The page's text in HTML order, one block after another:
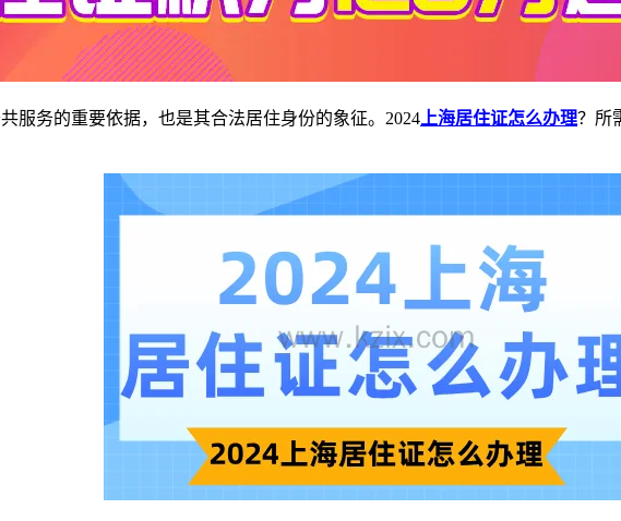
服务的重要依据，也是其合法居住身份的象征。2024 上海居住证怎么办理？所